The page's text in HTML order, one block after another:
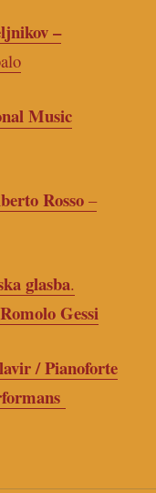
–
Music
Rosso –
glasba.
Romolo Gessi
/ Pianoforte